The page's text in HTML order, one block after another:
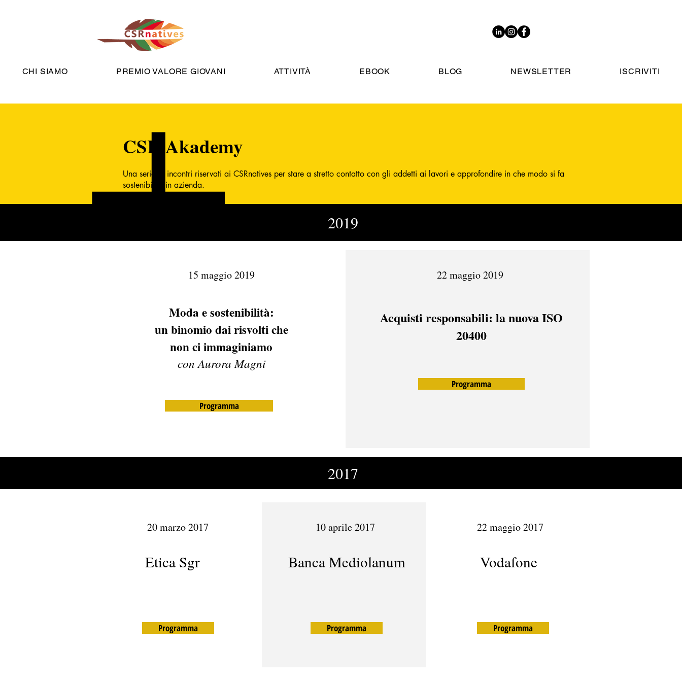
CHI SIAMO PREMIO VALORE GIOVANI ATTIVITÀ EBOOK BLOG NEWSLETTER ISCRIVITI
CSR Akademy
Una serie di incontri riservati ai CSRnatives per stare a stretto contatto con gli addetti ai lavori e approfondire in che modo si fa
sostenibilità in azienda.
2019
20 marzo 2017
Etica Sgr
Programma
10 aprile 2017
Banca Mediolanum
Programma
22 maggio 2017
Vodafone
Programma
15 maggio 2019
Moda e sostenibilità:
un binomio dai risvolti che
non ci immaginiamo
con Aurora Magni
Programma
22 maggio 2019
Acquisti responsabili: la nuova ISO
20400
Programma
2017